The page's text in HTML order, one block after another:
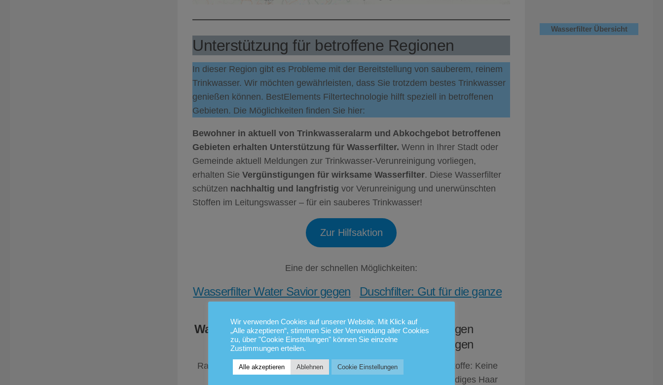
Unterstützung für betroffene Regionen
In dieser Region gibt es Probleme mit der Bereitstellung von sauberem, reinem
Trinkwasser. Wir möchten gewährleisten, dass Sie trotzdem bestes Trinkwasser
genießen können. BestElements Filtertechnologie hilft speziell in betroffenen
Gebieten. Die Möglichkeiten finden Sie hier:
Bewohner in aktuell von Trinkwasseralarm und Abkochgebot betroffenen
Gebieten erhalten Unterstützung für Wasserfilter. Wenn in Ihrer Stadt oder
Gemeinde aktuell Meldungen zur Trinkwasser-Verunreinigung vorliegen,
erhalten Sie Vergünstigungen für wirksame Wasserfilter. Diese Wasserfilter
schützen nachhaltig und langfristig vor Verunreinigung und unerwünschten
Stoffen im Leitungswasser – für ein sauberes Trinkwasser!
Zur Hilfsaktion
Eine der schnellen Möglichkeiten:
Wasserfilter Water Savior gegen
Wasser nicht mehr abkochen
müssen
Rabatt für betroffene Gebiete mit dem
Duschfilter: Gut für die ganze
Duschfilter gegen
Verunreinigungen
Duschen ohne Schadstoffe: Keine
Hautreaktionen und seidiges Haar
Wasserfilter Übersicht
Wir verwenden Cookies auf unserer Website. Mit Klick auf
„Alle akzeptieren“, stimmen Sie der Verwendung aller Cookies
zu, über "Cookie Einstellungen" können Sie einzelne
Zustimmungen erteilen.
Alle akzeptieren Ablehnen Cookie Einstellungen